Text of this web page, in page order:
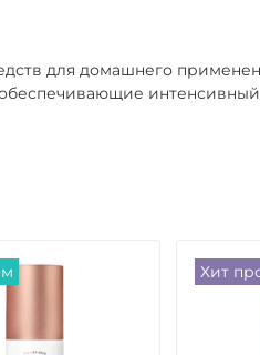
для домашнего
Хит